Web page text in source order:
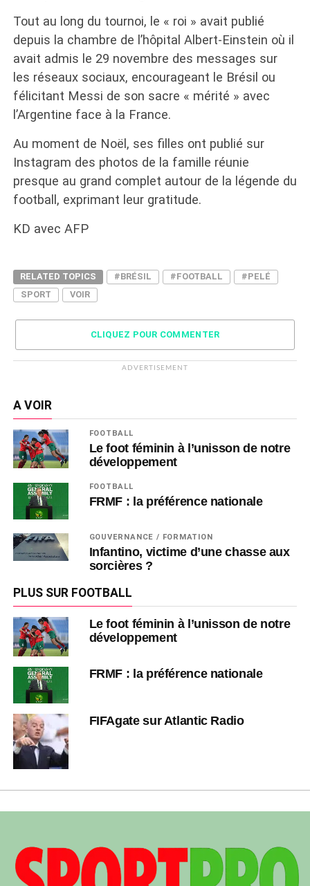
Tout au long du tournoi, le « roi » avait publié
depuis la chambre de l’hôpital Albert-Einstein où il
avait admis le 29 novembre des messages sur
les réseaux sociaux, encourageant le Brésil ou
félicitant Messi de son sacre « mérité » avec
l’Argentine face à la France.
Au moment de Noël, ses filles ont publié sur
Instagram des photos de la famille réunie
presque au grand complet autour de la légende du
football, exprimant leur gratitude.
KD avec AFP
RELATED TOPICS #BRÉSIL #FOOTBALL
#PELÉ
SPORT
VOIR
CLIQUEZ POUR COMMENTER
ADVERTISEMENT
A VOIR
FOOTBALL
Le foot féminin à l’unisson de notre
développement
FOOTBALL
FRMF : la préférence nationale
GOUVERNANCE / FORMATION
Infantino, victime d’une chasse aux
sorcières ?
PLUS SUR FOOTBALL
Le foot féminin à l’unisson de notre
développement
FRMF : la préférence nationale
FIFAgate sur Atlantic Radio